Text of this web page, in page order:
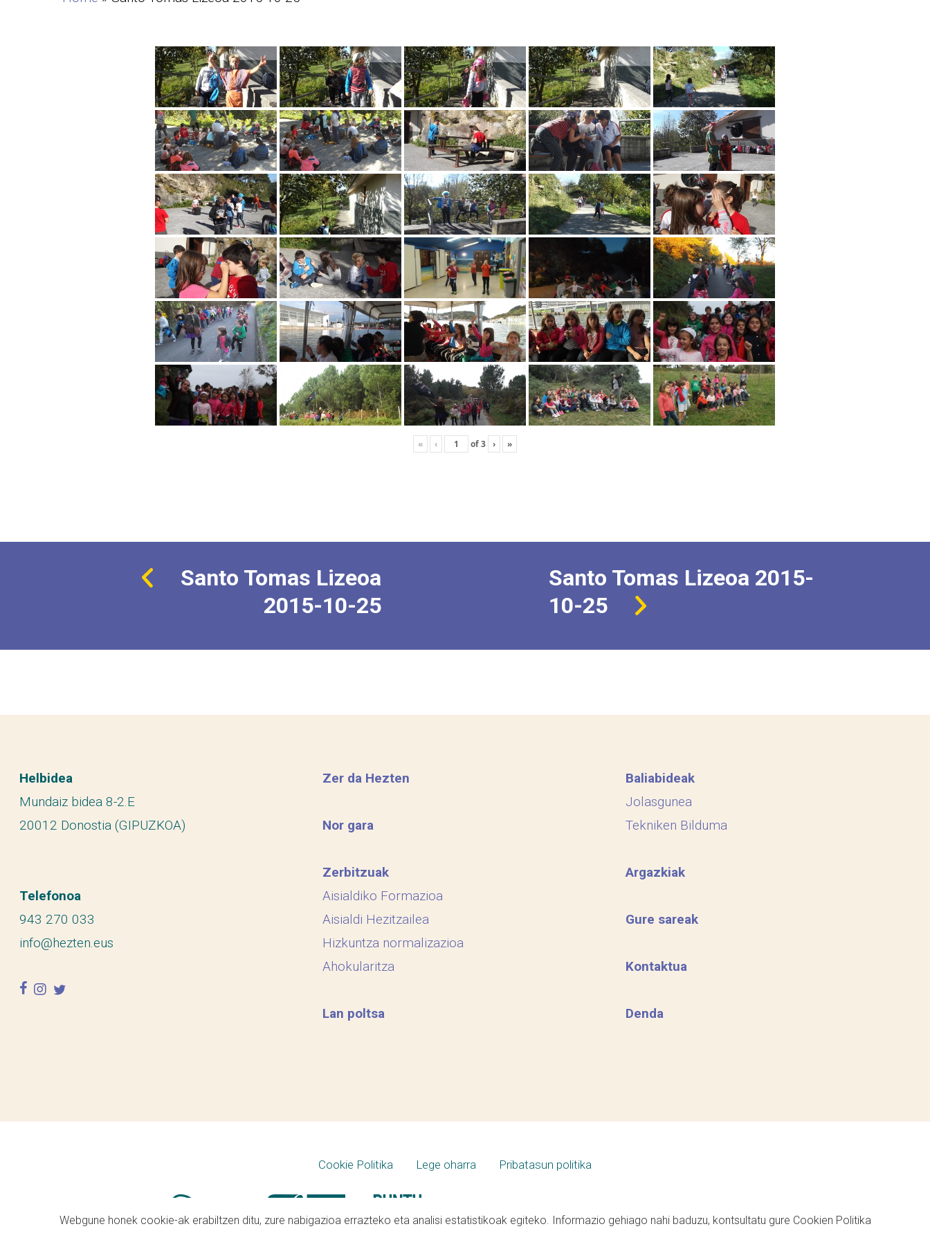
« ‹ of3 › »
Santo Tomas Lizeoa
2015-10-25
Santo Tomas Lizeoa 2015-
10-25
Helbidea
Mundaiz bidea 8-2.E
20012 Donostia (GIPUZKOA)
Telefonoa
943 270 033
info@hezten.eus
facebook
instagram
twitter
Zer da Hezten
Nor gara
Zerbitzuak
Aisialdiko Formazioa
Aisialdi Hezitzailea
Hizkuntza normalizazioa
Ahokularitza
Lan poltsa
Baliabideak
Jolasgunea
Tekniken Bilduma
Argazkiak
Gure sareak
Kontaktua
Denda
Cookie Politika Lege oharra Pribatasun politika
Webgune honek cookie-ak erabiltzen ditu, zure nabigazioa errazteko eta analisi estatistikoak egiteko. Informazio gehiago nahi baduzu, kontsultatu gure Cookien Politika